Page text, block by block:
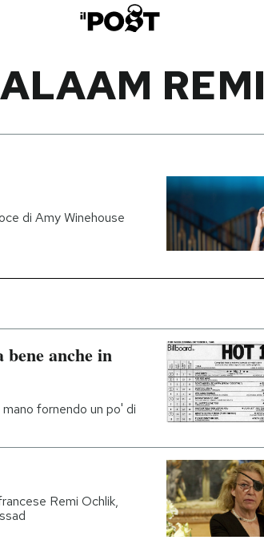
REMI
di Amy Winehouse
anche in
fornendo un po' di
Remi Ochlik,